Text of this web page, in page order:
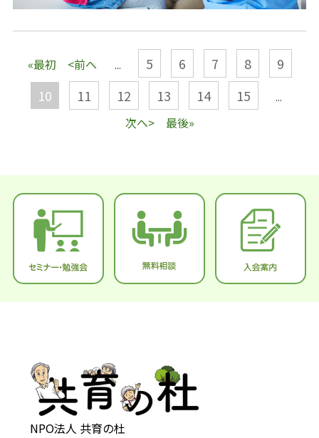
«最初 <前へ ... 5 6 7 8
9
10
11 12 13 14 15 ...
次へ> 最後»
NPO法人 共育の杜